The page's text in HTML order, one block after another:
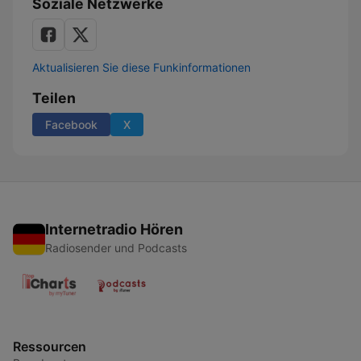
Soziale Netzwerke
Aktualisieren Sie diese Funkinformationen
Teilen
Facebook X
Internetradio Hören
Radiosender und Podcasts
Ressourcen